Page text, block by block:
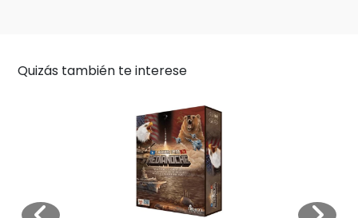
Quizás también te interese